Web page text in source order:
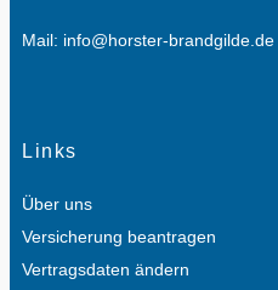
Mail: info@horster-brandgilde.de
Links
Über uns
Versicherung beantragen
Vertragsdaten ändern